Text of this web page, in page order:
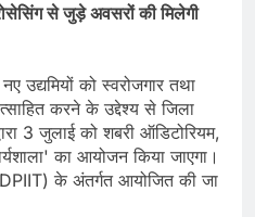
से जुड़े अवसरों की मिलेगी
उद्यमियों को स्वरोजगार तथा
करने के उद्देश्य से जिला
3 जुलाई को शबरी ऑडिटोरियम,
का आयोजन किया जाएगा।
(DPIIT) के अंतर्गत आयोजित की जा